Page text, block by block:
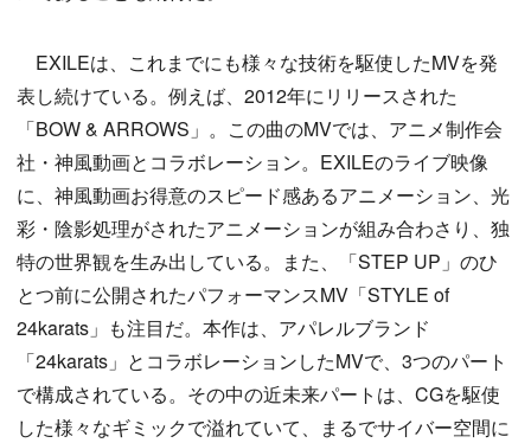
EXILEは、これまでにも様々な技術を駆使したMVを発
表し続けている。例えば、2012年にリリースされた
「BOW & ARROWS」。この曲のMVでは、アニメ制作会
社・神風動画とコラボレーション。EXILEのライブ映像
に、神風動画お得意のスピード感あるアニメーション、光
彩・陰影処理がされたアニメーションが組み合わさり、独
特の世界観を生み出している。また、「STEP UP」のひ
とつ前に公開されたパフォーマンスMV「STYLE of
24karats」も注目だ。本作は、アパレルブランド
「24karats」とコラボレーションしたMVで、3つのパート
で構成されている。その中の近未来パートは、CGを駆使
した様々なギミックで溢れていて、まるでサイバー空間に